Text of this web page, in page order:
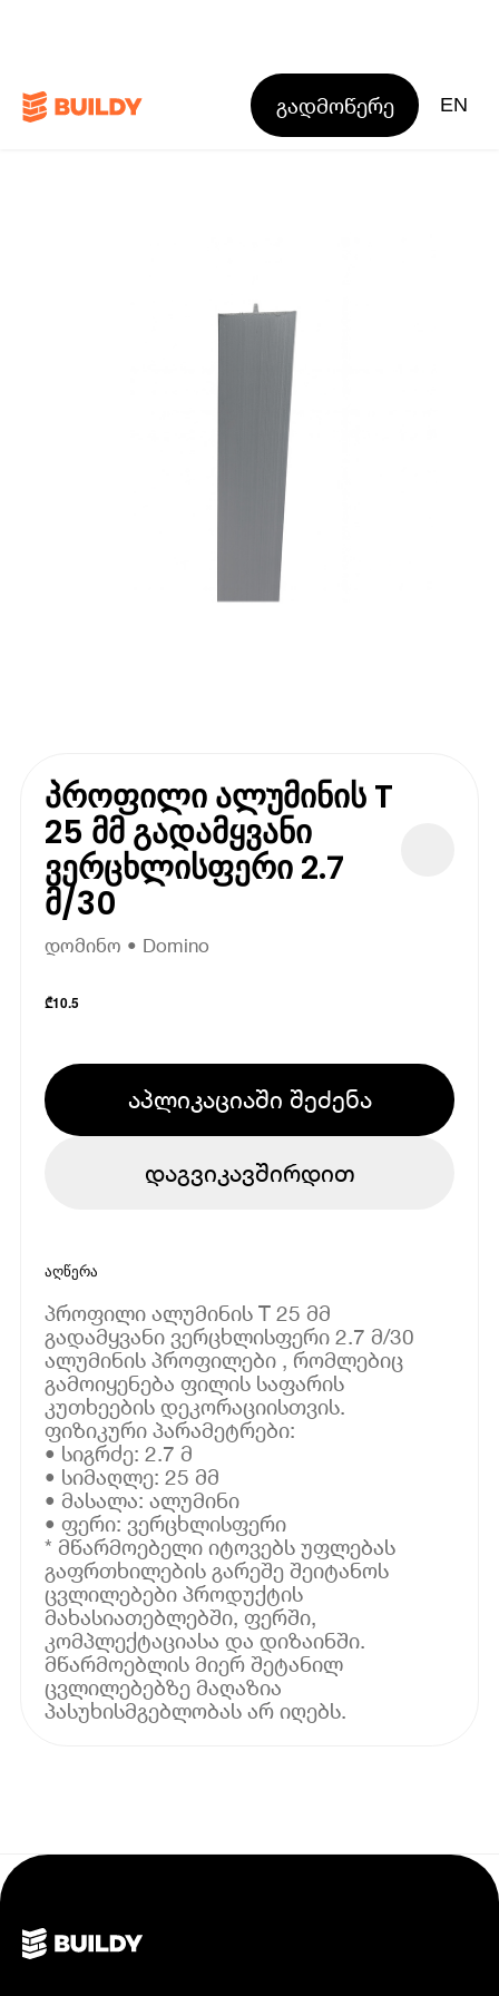
გადმოწერე EN
პროფილი ალუმინის T
25 მმ გადამყვანი
ვერცხლისფერი 2.7
მ/30
დომინო • Domino
₾10.5
აპლიკაციაში შეძენა
დაგვიკავშირდით
აღწერა
პროფილი ალუმინის T 25 მმ
გადამყვანი ვერცხლისფერი 2.7 მ/30
ალუმინის პროფილები , რომლებიც
გამოიყენება ფილის საფარის
კუთხეების დეკორაციისთვის.
ფიზიკური პარამეტრები:
• სიგრძე: 2.7 მ
• სიმაღლე: 25 მმ
• მასალა: ალუმინი
• ფერი: ვერცხლისფერი
* მწარმოებელი იტოვებს უფლებას
გაფრთხილების გარეშე შეიტანოს
ცვლილებები პროდუქტის
მახასიათებლებში, ფერში,
კომპლექტაციასა და დიზაინში.
მწარმოებლის მიერ შეტანილ
ცვლილებებზე მაღაზია
პასუხისმგებლობას არ იღებს.